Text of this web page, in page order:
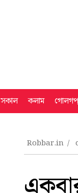
সকাল কলাম
Robbar.in